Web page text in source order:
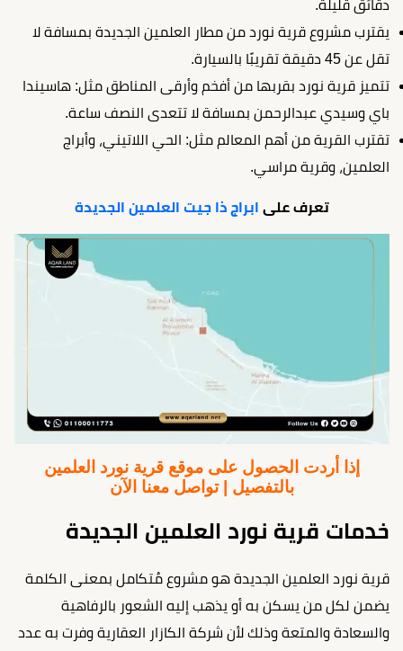
دقائق قليلة.
يقترب مشروع قرية نورد من مطار العلمين الجديدة بمسافة لا
تقل عن 45 دقيقة تقريبًا بالسيارة.
تتميز قرية نورد بقربها من أفخم وأرقى المناطق مثل: هاسيندا
باي وسيدي عبدالرحمن بمسافة لا تتعدى النصف ساعة.
تقترب القرية من أهم المعالم مثل: الحي اللاتيني، وأبراج
العلمين، وقرية مراسي.
تعرف على ابراج ذا جيت العلمين الجديدة
إذا أردت الحصول على موقع قرية نورد العلمين
بالتفصيل | تواصل معنا الآن
خدمات قرية نورد العلمين الجديدة
قرية نورد العلمين الجديدة هو مشروع مُتكامل بمعنى الكلمة
يضمن لكل من يسكن به أو يذهب إليه الشعور بالرفاهية
والسعادة والمتعة وذلك لأن شركة الكازار العقارية وفرت به عدد